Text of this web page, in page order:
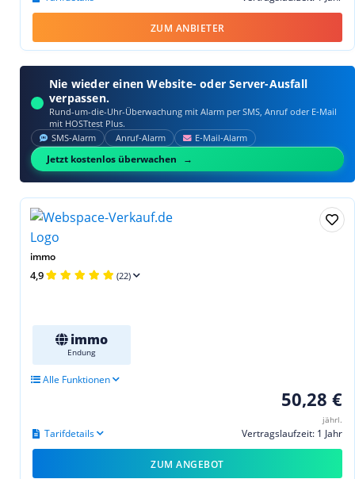
ZUM ANBIETER
Nie wieder einen Website- oder Server-Ausfall
verpassen.
Rund-um-die-Uhr-Überwachung mit Alarm per SMS, Anruf oder E‑Mail
mit HOSTtest Plus.
SMS‑Alarm Anruf‑Alarm E‑Mail‑Alarm
Jetzt kostenlos überwachen
immo
4,9 (22)
immo
Endung
Alle Funktionen
50,28 €
jährl.
Vertragslaufzeit: 1 Jahr
Tarifdetails
ZUM ANGEBOT